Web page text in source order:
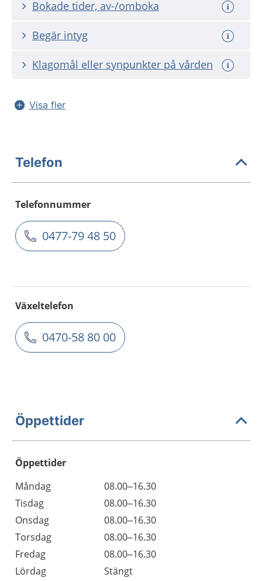
Bokade tider, av-/omboka
Begär intyg
Klagomål eller synpunkter på vården
Visa fler
Telefon
Telefonnummer
0477-79 48 50
Växeltelefon
0470-58 80 00
Öppettider
Öppettider
Dag
Öppettider
Kommentarer
Måndag
08.00–16.30
Tisdag
08.00–16.30
Onsdag
08.00–16.30
Torsdag
08.00–16.30
Fredag
08.00–16.30
Lördag
Stängt